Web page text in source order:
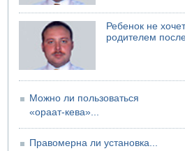
Ребенок не
родителем
Можно ли пользоваться
«ораат-кева»...
Правомерна ли установка...